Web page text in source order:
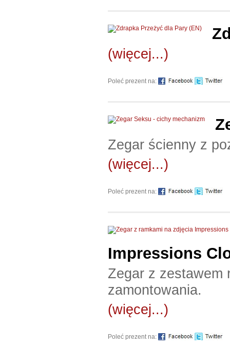
(więcej...)
Poleć prezent na:
Zegar ścienny z
(więcej...)
Poleć prezent na:
Impressions
Zegar z zestawem
zamontowania.
(więcej...)
Poleć prezent na: